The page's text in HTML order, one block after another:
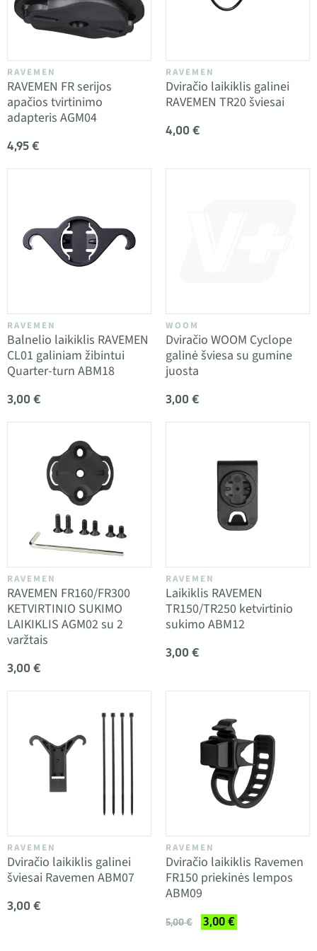
RAVEMEN
RAVEMEN FR serijos
apačios tvirtinimo
adapteris AGM04
4,95 €
RAVEMEN
Dviračio laikiklis galinei
RAVEMEN TR20 šviesai
4,00 €
RAVEMEN
Balnelio laikiklis RAVEMEN
CL01 galiniam žibintui
Quarter-turn ABM18
3,00 €
WOOM
Dviračio WOOM Cyclope
galinė šviesa su gumine
juosta
3,00 €
RAVEMEN
RAVEMEN FR160/FR300
KETVIRTINIO SUKIMO
LAIKIKLIS AGM02 su 2
varžtais
3,00 €
RAVEMEN
Laikiklis RAVEMEN
TR150/TR250 ketvirtinio
sukimo ABM12
3,00 €
RAVEMEN
Dviračio laikiklis galinei
šviesai Ravemen ABM07
3,00 €
RAVEMEN
Dviračio laikiklis Ravemen
FR150 priekinės lempos
ABM09
5,00 € 3,00 €